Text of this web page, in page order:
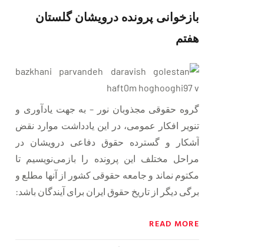
بازخوانی پرونده درویشان گلستان
هفتم
گروه حقوقی مجذوبان نور – به جهت یادآوری و
تنویر افکار عمومی، در این یادداشت موارد نقض
آشکار و گسترده حقوق دفاعی درویشان در
مراحل مختلف این پرونده را بازمی‌نویسیم تا
مکتوم نماند و جامعه حقوقی کشور از آنها مطلع و
برگی دیگر از تاریخ حقوق ایران برای آیندگان باشد:
READ MORE